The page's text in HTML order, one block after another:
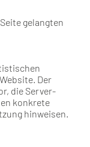
gelangten
Der
die Server-
konkrete
hinweisen.